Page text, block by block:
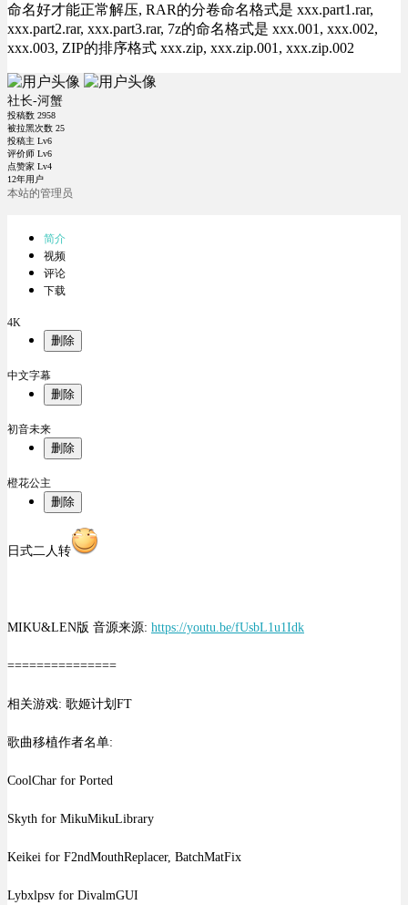
命名好才能正常解压, RAR的分卷命名格式是 xxx.part1.rar,
xxx.part2.rar, xxx.part3.rar, 7z的命名格式是 xxx.001, xxx.002,
xxx.003, ZIP的排序格式 xxx.zip, xxx.zip.001, xxx.zip.002
社长-河蟹
投稿数 2958
被拉黑次数 25
投稿主 Lv6
评价师 Lv6
点赞家 Lv4
12年用户
本站的管理员
简介
视频
评论
下载
4K
删除
中文字幕
删除
初音未来
删除
橙花公主
删除
日式二人转
MIKU&LEN版 音源来源: https://youtu.be/fUsbL1u1Idk
===============
相关游戏: 歌姬计划FT
歌曲移植作者名单:
CoolChar for Ported
Skyth for MikuMikuLibrary
Keikei for F2ndMouthReplacer, BatchMatFix
Lybxlpsv for DivalmGUI